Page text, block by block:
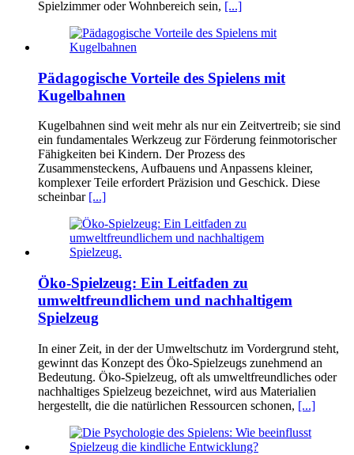
Spielzimmer oder Wohnbereich sein, [...]
Pädagogische Vorteile des Spielens mit
Kugelbahnen
Kugelbahnen sind weit mehr als nur ein Zeitvertreib; sie sind
ein fundamentales Werkzeug zur Förderung feinmotorischer
Fähigkeiten bei Kindern. Der Prozess des
Zusammensteckens, Aufbauens und Anpassens kleiner,
komplexer Teile erfordert Präzision und Geschick. Diese
scheinbar [...]
Öko-Spielzeug: Ein Leitfaden zu
umweltfreundlichem und nachhaltigem
Spielzeug
In einer Zeit, in der der Umweltschutz im Vordergrund steht,
gewinnt das Konzept des Öko-Spielzeugs zunehmend an
Bedeutung. Öko-Spielzeug, oft als umweltfreundliches oder
nachhaltiges Spielzeug bezeichnet, wird aus Materialien
hergestellt, die die natürlichen Ressourcen schonen, [...]